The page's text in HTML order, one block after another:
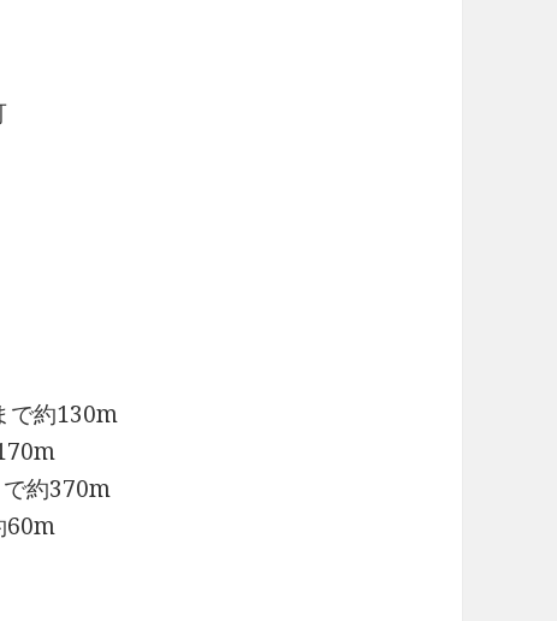
で約130m
約370m
60m